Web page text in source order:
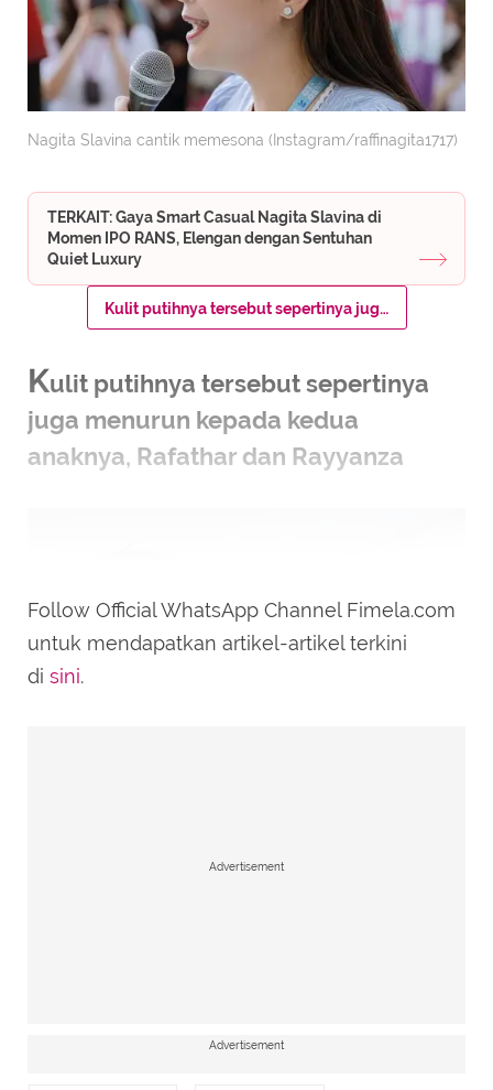
Nagita Slavina cantik memesona (Instagram/raffinagita1717)
TERKAIT: Gaya Smart Casual Nagita Slavina di
Momen IPO RANS, Elengan dengan Sentuhan
Quiet Luxury
Kulit putihnya tersebut sepertinya juga menurun kepada kedua anaknya, Rafathar dan Rayyanza
Kulit putihnya tersebut sepertinya
juga menurun kepada kedua
anaknya, Rafathar dan Rayyanza
Follow Official WhatsApp Channel Fimela.com
untuk mendapatkan artikel-artikel terkini
di sini.
Advertisement
Advertisement